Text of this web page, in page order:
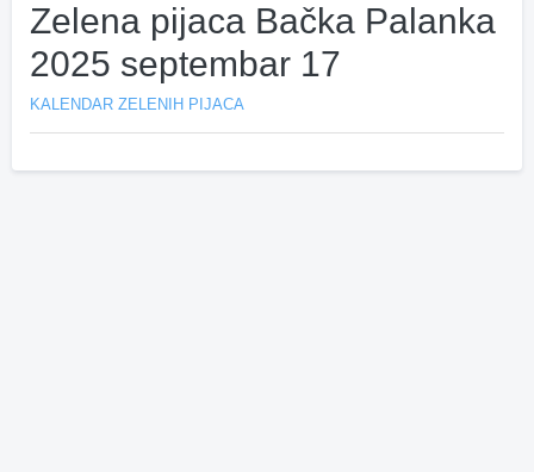
Zelena pijaca Bačka Palanka
2025 septembar 17
KALENDAR ZELENIH PIJACA